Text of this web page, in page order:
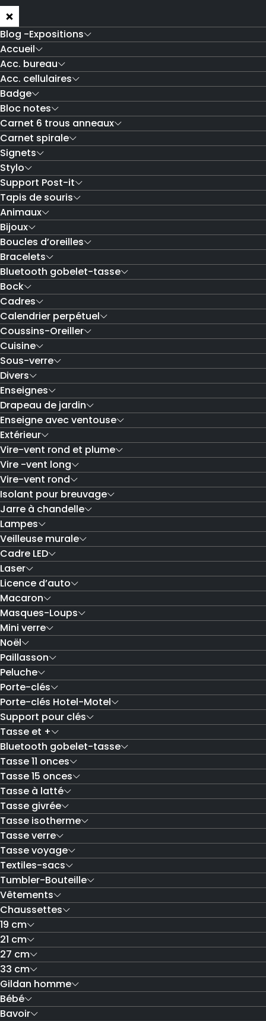
Blog -Expositions
Accueil
Acc. bureau
Acc. cellulaires
Badge
Bloc notes
Carnet 6 trous anneaux
Carnet spirale
Signets
Stylo
Support Post-it
Tapis de souris
Animaux
Bijoux
Boucles d’oreilles
Bracelets
Bluetooth gobelet-tasse
Bock
Cadres
Calendrier perpétuel
Coussins-Oreiller
Cuisine
Sous-verre
Divers
Enseignes
Drapeau de jardin
Enseigne avec ventouse
Extérieur
Vire-vent rond et plume
Vire -vent long
Vire-vent rond
Isolant pour breuvage
Jarre à chandelle
Lampes
Veilleuse murale
Cadre LED
Laser
Licence d’auto
Macaron
Masques-Loups
Mini verre
Noël
Paillasson
Peluche
Porte-clés
Porte-clés Hotel-Motel
Support pour clés
Tasse et +
Bluetooth gobelet-tasse
Tasse 11 onces
Tasse 15 onces
Tasse à latté
Tasse givrée
Tasse isotherme
Tasse verre
Tasse voyage
Textiles-sacs
Tumbler-Bouteille
Vêtements
Chaussettes
19 cm
21 cm
27 cm
33 cm
Gildan homme
Bébé
Bavoir